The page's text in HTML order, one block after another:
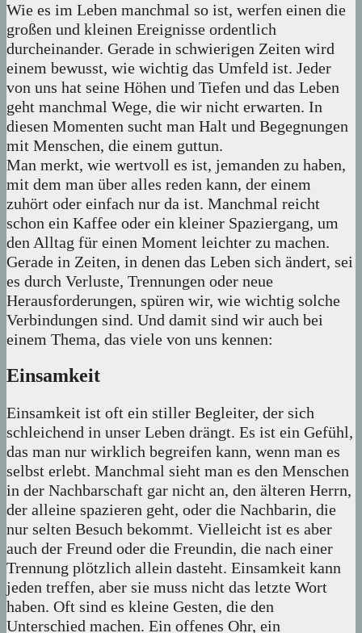
Wie es im Leben manchmal so ist, werfen einen die
großen und kleinen Ereignisse ordentlich
durcheinander. Gerade in schwierigen Zeiten wird
einem bewusst, wie wichtig das Umfeld ist. Jeder
von uns hat seine Höhen und Tiefen und das Leben
geht manchmal Wege, die wir nicht erwarten. In
diesen Momenten sucht man Halt und Begegnungen
mit Menschen, die einem guttun.
Man merkt, wie wertvoll es ist, jemanden zu haben,
mit dem man über alles reden kann, der einem
zuhört oder einfach nur da ist. Manchmal reicht
schon ein Kaffee oder ein kleiner Spaziergang, um
den Alltag für einen Moment leichter zu machen.
Gerade in Zeiten, in denen das Leben sich ändert, sei
es durch Verluste, Trennungen oder neue
Herausforderungen, spüren wir, wie wichtig solche
Verbindungen sind. Und damit sind wir auch bei
einem Thema, das viele von uns kennen:
Einsamkeit
Einsamkeit ist oft ein stiller Begleiter, der sich
schleichend in unser Leben drängt. Es ist ein Gefühl,
das man nur wirklich begreifen kann, wenn man es
selbst erlebt. Manchmal sieht man es den Menschen
in der Nachbarschaft gar nicht an, den älteren Herrn,
der alleine spazieren geht, oder die Nachbarin, die
nur selten Besuch bekommt. Vielleicht ist es aber
auch der Freund oder die Freundin, die nach einer
Trennung plötzlich allein dasteht. Einsamkeit kann
jeden treffen, aber sie muss nicht das letzte Wort
haben. Oft sind es kleine Gesten, die den
Unterschied machen. Ein offenes Ohr, ein